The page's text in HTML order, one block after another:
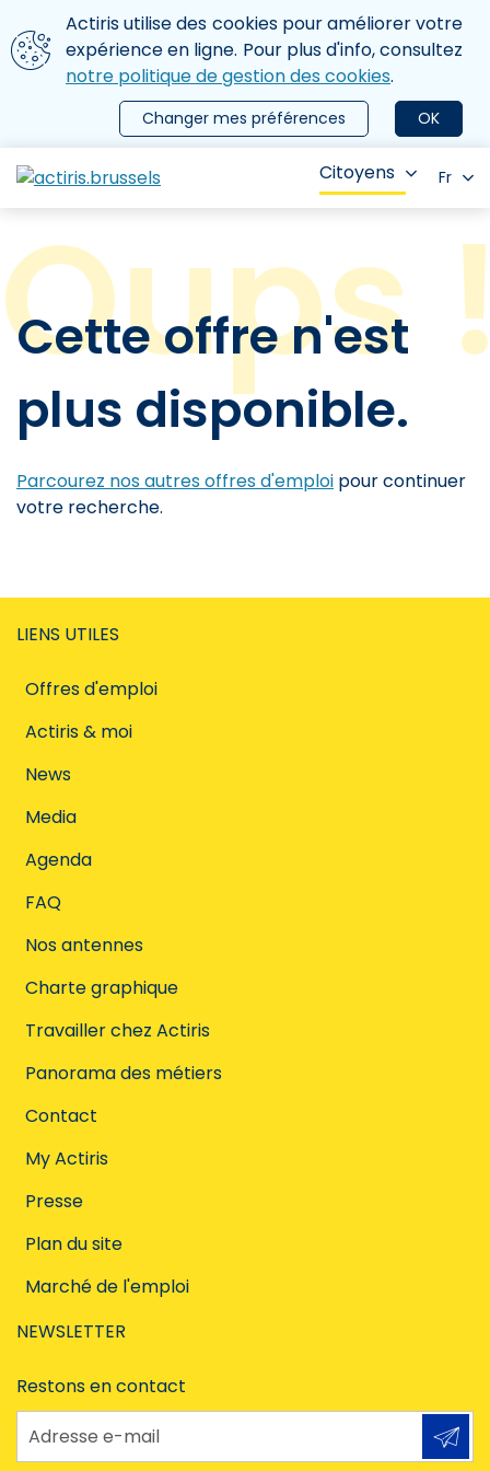
Aller au contenu principal
Nous utilisons des cookies
Actiris utilise des cookies pour améliorer votre
expérience en ligne. Pour plus d'info, consultez
notre politique de gestion des cookies.
OK
Changer mes préférences
le menu
Citoyens Fr
Cette offre n'est
plus disponible.
Parcourez nos autres offres d'emploi pour continuer
votre recherche.
LIENS UTILES
Offres d'emploi
Actiris & moi
News
Media
Agenda
FAQ
Nos antennes
Charte graphique
Travailler chez Actiris
Panorama des métiers
Contact
My Actiris
Presse
Plan du site
Marché de l'emploi
NEWSLETTER
Restons en contact
Adresse e-mail